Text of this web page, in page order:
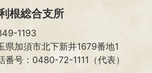
根総合支所
1193
県加須市北下新井1679番地1
番号：0480-72-1111（代表）